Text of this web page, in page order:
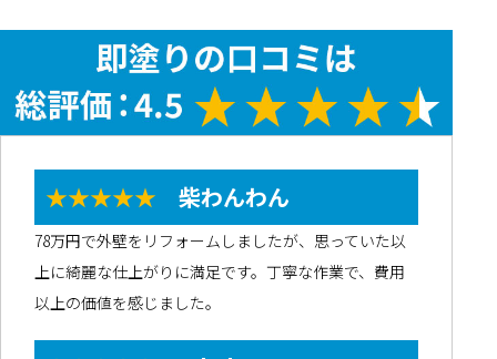
★★★★★ 柴わんわん
78万円で外壁をリフォームしましたが、思っていた以
上に綺麗な仕上がりに満足です。丁寧な作業で、費用
以上の価値を感じました。